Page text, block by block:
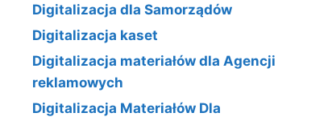
Digitalizacja dla Samorządów
Digitalizacja kaset
Digitalizacja materiałów dla Agencji
reklamowych
Digitalizacja Materiałów Dla